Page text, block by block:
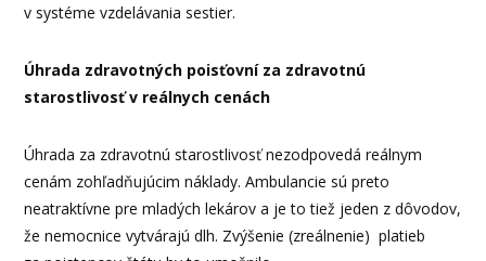
v systéme vzdelávania sestier.
Úhrada zdravotných poisťovní za zdravotnú
starostlivosť v reálnych cenách
Úhrada za zdravotnú starostlivosť nezodpovedá reálnym
cenám zohľadňujúcim náklady. Ambulancie sú preto
neatraktívne pre mladých lekárov a je to tiež jeden z dôvodov,
že nemocnice vytvárajú dlh. Zvýšenie (zreálnenie) platieb